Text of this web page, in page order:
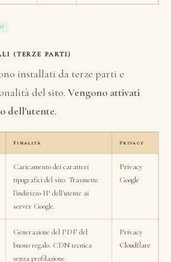
(TERZE PARTI)
installati da terze parti e
del sito. Vengono attivati
dell'utente.
Finalità Privacy
Caricamento dei caratteri
tipografici del sito. Trasmette
l'indirizzo IP dell'utente ai
server Google.
Privacy
Google
Generazione del PDF del
buono regalo. CDN tecnica
senza profilazione.
Privacy
Cloudflare